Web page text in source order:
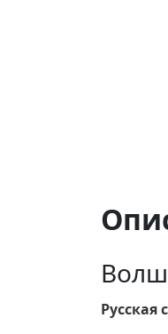
Русская